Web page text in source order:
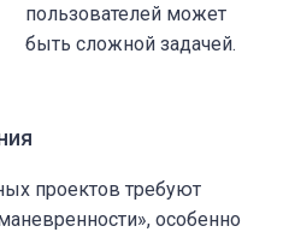
пользователей может
быть сложной задачей.
проектов требуют
особенно